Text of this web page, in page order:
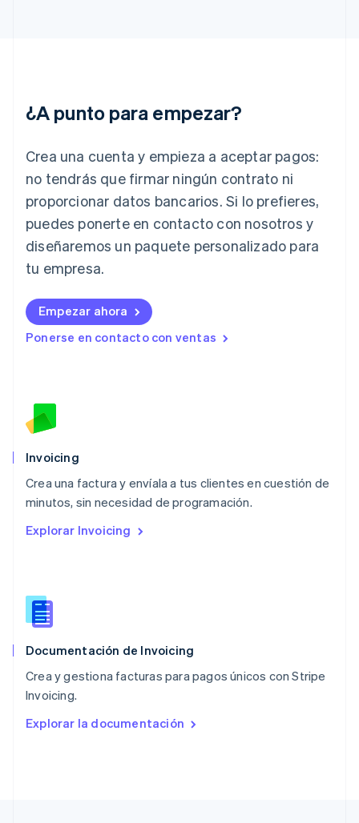
¿A punto para empezar?
Crea una cuenta y empieza a aceptar pagos:
no tendrás que firmar ningún contrato ni
proporcionar datos bancarios. Si lo prefieres,
puedes ponerte en contacto con nosotros y
diseñaremos un paquete personalizado para
tu empresa.
Empezar ahora
Ponerse en contacto con ventas
Invoicing
Crea una factura y envíala a tus clientes en cuestión de
minutos, sin necesidad de programación.
Explorar Invoicing
Documentación de Invoicing
Crea y gestiona facturas para pagos únicos con Stripe
Invoicing.
Explorar la documentación
English
Irlanda
Italia
ItalianoEnglish
Japón
日本語
Letonia
English
DeutschEnglish
English
Luxemburgo
FrançaisDeutschEnglish
English
México
Noruega
English
Nueva Zelanda
English
NederlandsEnglish
Português
RAE de Hong Kong, China
Reino Unido
República Checa
English
English